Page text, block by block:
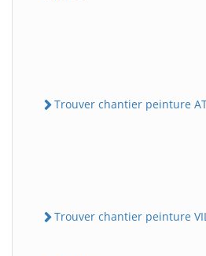
Trouver chantier peinture
Trouver chantier peinture